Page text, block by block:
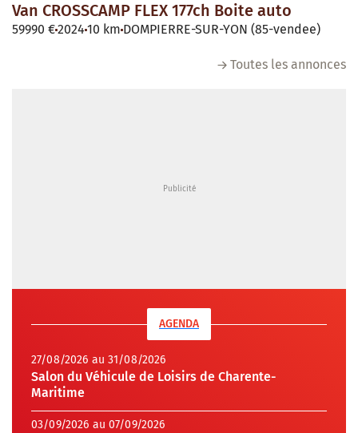
Van CROSSCAMP FLEX 177ch Boite auto
59990 €2024 10 km DOMPIERRE-SUR-YON (85-vendee)
Toutes les annonces
AGENDA
27/08/2026 au 31/08/2026
Salon du Véhicule de Loisirs de Charente-
Maritime
03/09/2026 au 07/09/2026